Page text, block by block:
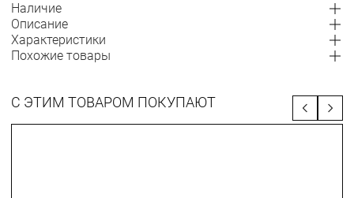
Наличие
Описание
Характеристики
Похожие товары
С ЭТИМ ТОВАРОМ ПОКУПАЮТ